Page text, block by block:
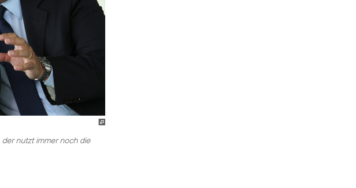
nutzt immer noch die